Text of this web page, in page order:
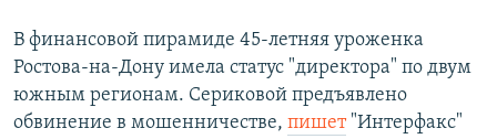
В финансовой пирамиде 45-летняя уроженка
Ростова-на-Дону имела статус "директора" по двум
южным регионам. Сериковой предъявлено
обвинение в мошенничестве, пишет"Интерфакс"